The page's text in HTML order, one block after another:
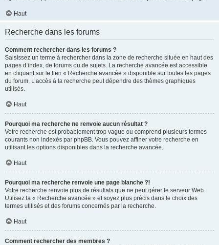
Haut
Recherche dans les forums
Comment rechercher dans les forums ?
Saisissez un terme à rechercher dans la zone de recherche située en haut des
pages d’index, de forums ou de sujets. La recherche avancée est accessible
en cliquant sur le lien « Recherche avancée » disponible sur toutes les pages
du forum. L’accès à la recherche peut dépendre des thèmes graphiques
utilisés.
Haut
Pourquoi ma recherche ne renvoie aucun résultat ?
Votre recherche est probablement trop vague ou comprend plusieurs termes
courants non indexés par phpBB. Vous pouvez affiner votre recherche en
utilisant les options disponibles dans la recherche avancée.
Haut
Pourquoi ma recherche renvoie une page blanche ?!
Votre recherche renvoie plus de résultats que ne peut gérer le serveur Web.
Utilisez la « Recherche avancée » et soyez plus précis dans le choix des
termes utilisés et des forums concernés par la recherche.
Haut
Comment rechercher des membres ?